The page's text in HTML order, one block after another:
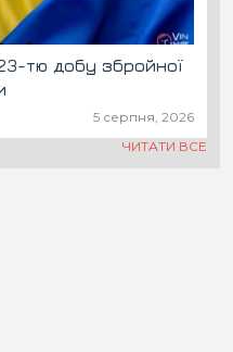
тю добу збройної
5 серпня, 2026
ЧИТАТИ ВСЕ